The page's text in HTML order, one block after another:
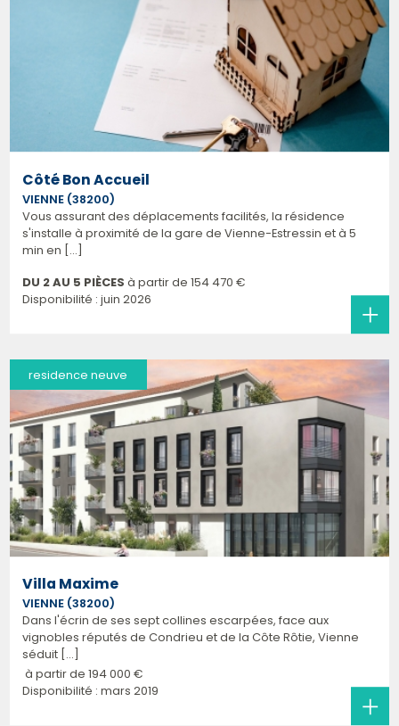
Côté Bon Accueil
VIENNE (38200)
Vous assurant des déplacements facilités, la résidence
s'installe à proximité de la gare de Vienne-Estressin et à 5
min en [...]
DU 2 AU 5 PIÈCES à partir de 154 470 €
Disponibilité : juin 2026
residence neuve
Villa Maxime
VIENNE (38200)
Dans l'écrin de ses sept collines escarpées, face aux
vignobles réputés de Condrieu et de la Côte Rôtie, Vienne
séduit [...]
à partir de 194 000 €
Disponibilité : mars 2019